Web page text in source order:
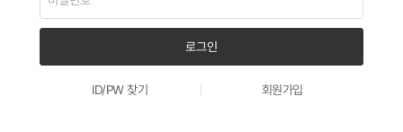
로그인
ID/PW 찾기 회원가입